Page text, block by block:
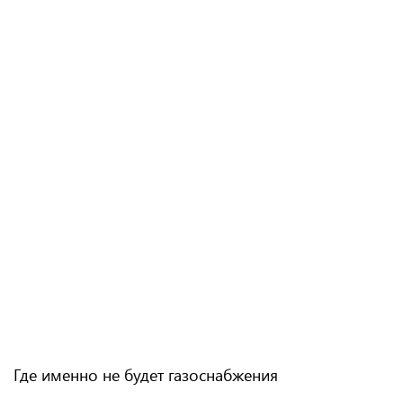
Где именно не будет газоснабжения